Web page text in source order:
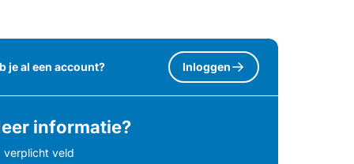
je al een account? Inloggen
informatie?
verplicht veld